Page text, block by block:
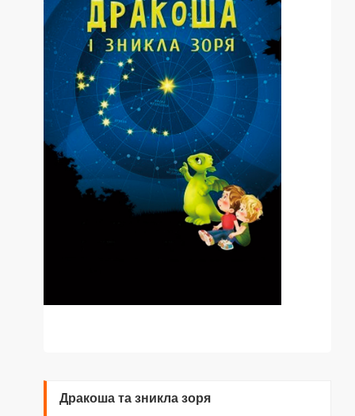
Дракоша та зникла зоря